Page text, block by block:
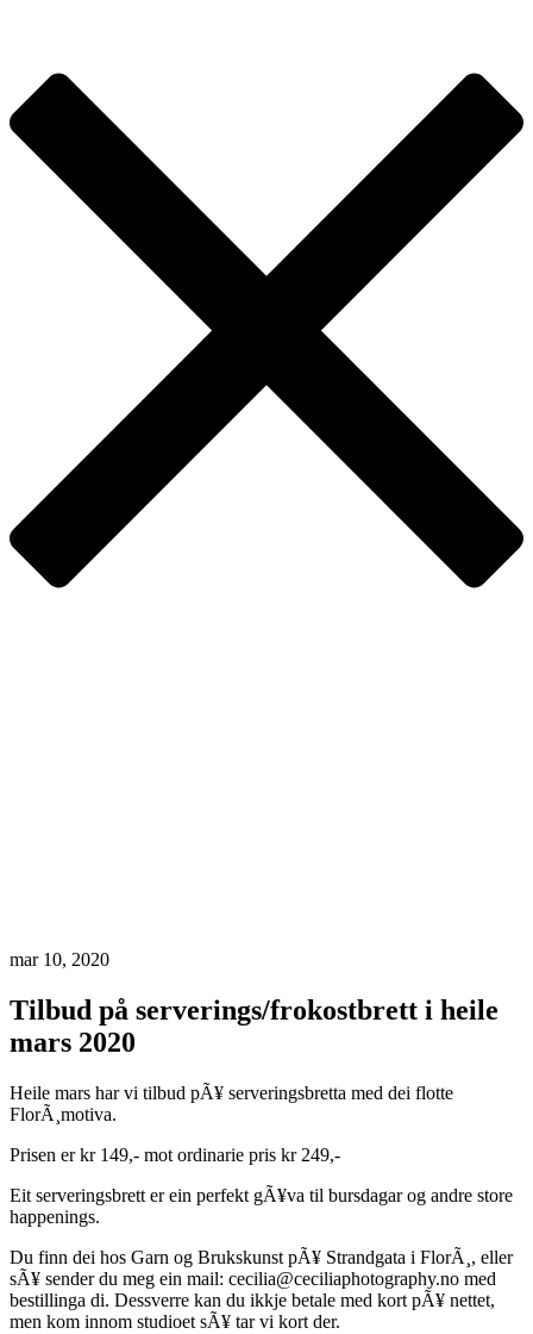
mar 10, 2020
Tilbud på serverings/frokostbrett i heile
mars 2020
Heile mars har vi tilbud pÃ¥ serveringsbretta med dei flotte
FlorÃ¸motiva.
Prisen er kr 149,- mot ordinarie pris kr 249,-
Eit serveringsbrett er ein perfekt gÃ¥va til bursdagar og andre store
happenings.
Du finn dei hos Garn og Brukskunst pÃ¥ Strandgata i FlorÃ¸, eller
sÃ¥ sender du meg ein mail: cecilia@ceciliaphotography.no med
bestillinga di. Dessverre kan du ikkje betale med kort pÃ¥ nettet,
men kom innom studioet sÃ¥ tar vi kort der.